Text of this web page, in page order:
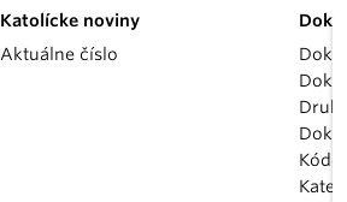
Katolícke noviny
Aktuálne číslo